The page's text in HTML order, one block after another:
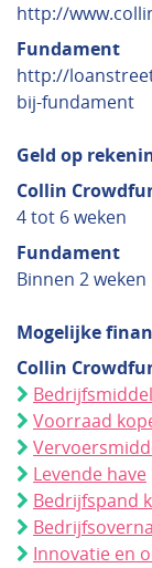
http://
Fundament
http://
bij-fundament
Geld op
Collin
4 tot 6 weken
Fundament
Binnen 2 weken
Mogelijke
Collin
Voorraad
Levende have
Bedrijfspand
Innovatie en